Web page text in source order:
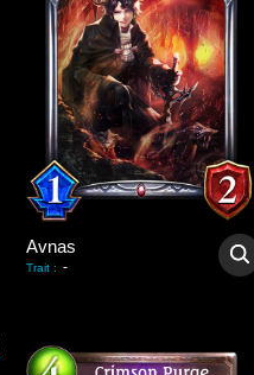
Avnas
Trait : -